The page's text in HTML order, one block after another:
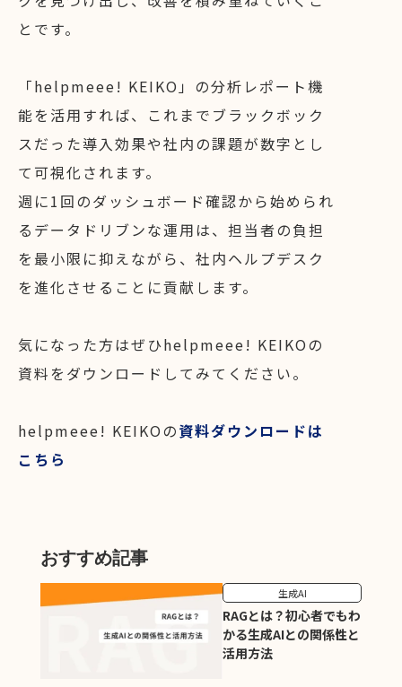
とです。
「helpmeee! KEIKO」の分析レポート機
能を活用すれば、これまでブラックボック
スだった導入効果や社内の課題が数字とし
て可視化されます。
週に1回のダッシュボード確認から始められ
るデータドリブンな運用は、担当者の負担
を最小限に抑えながら、社内ヘルプデスク
を進化させることに貢献します。
気になった方はぜひhelpmeee! KEIKOの
資料をダウンロードしてみてください。
helpmeee! KEIKOの資料ダウンロードは
こちら
おすすめ記事
生成AI
RAGとは？初心者でもわ
かる生成AIとの関係性と
活用方法